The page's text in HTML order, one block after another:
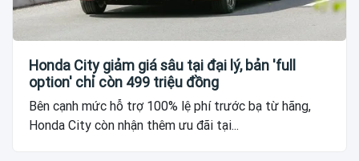
Honda City giảm giá sâu tại đại lý, bản 'full
option' chỉ còn 499 triệu đồng
Bên cạnh mức hỗ trợ 100% lệ phí trước bạ từ hãng,
Honda City còn nhận thêm ưu đãi tại...